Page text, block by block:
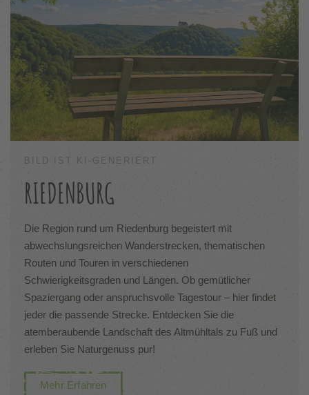
BILD IST KI-GENERIERT
RIEDENBURG
Die Region rund um Riedenburg begeistert mit
abwechslungsreichen Wanderstrecken, thematischen
Routen und Touren in verschiedenen
Schwierigkeitsgraden und Längen. Ob gemütlicher
Spaziergang oder anspruchsvolle Tagestour – hier findet
jeder die passende Strecke. Entdecken Sie die
atemberaubende Landschaft des Altmühltals zu Fuß und
erleben Sie Naturgenuss pur!
Mehr Erfahren